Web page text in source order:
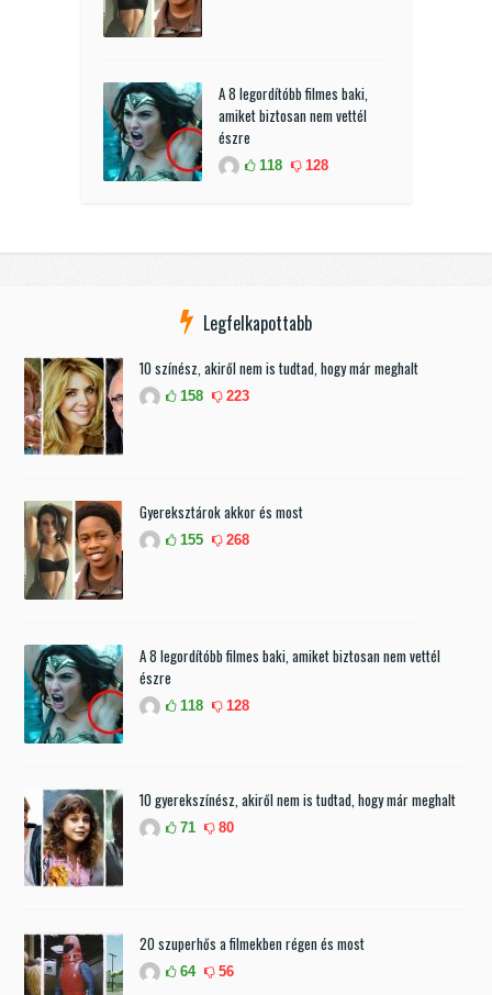
A 8 legordítóbb filmes baki,
amiket biztosan nem vettél
észre
118 128
Legfelkapottabb
10 színész, akiről nem is tudtad, hogy már meghalt
158 223
Gyereksztárok akkor és most
155 268
A 8 legordítóbb filmes baki, amiket biztosan nem vettél
észre
118 128
10 gyerekszínész, akiről nem is tudtad, hogy már meghalt
71 80
20 szuperhős a filmekben régen és most
64 56